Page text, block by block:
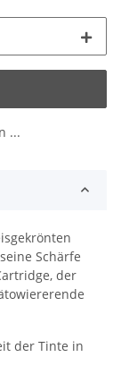
...
Schärfe
der
der Tinte in